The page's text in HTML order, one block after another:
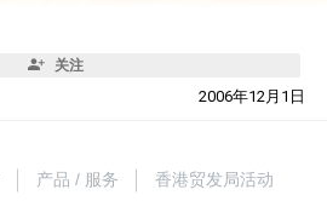
关注
2006年12月1日
产品 / 服务 香港贸发局活动